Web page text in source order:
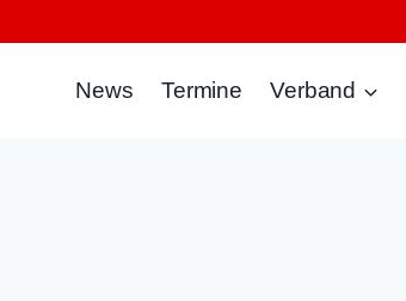
News Termine Verband